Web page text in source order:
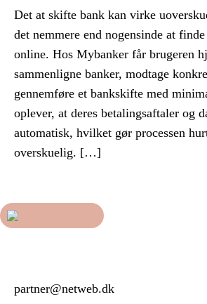
Det at skifte bank kan virke
det nemmere end nogensinde at
online. Hos Mybanker får brugeren
sammenligne banker, modtage
gennemføre et bankskifte med
oplever, at deres betalingsaftaler og
automatisk, hvilket gør processen
overskuelig. […]
partner@netweb.dk